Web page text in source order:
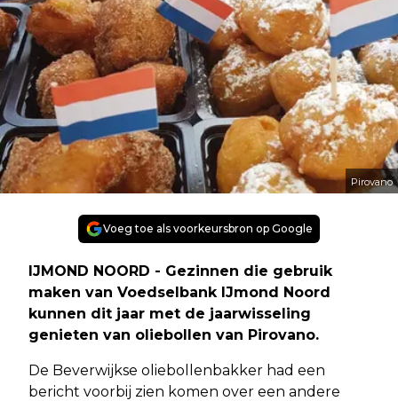
Pirovano
Voeg toe als voorkeursbron op Google
IJMOND NOORD - Gezinnen die gebruik
maken van Voedselbank IJmond Noord
kunnen dit jaar met de jaarwisseling
genieten van oliebollen van Pirovano.
De Beverwijkse oliebollenbakker had een
bericht voorbij zien komen over een andere